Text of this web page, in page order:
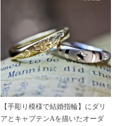
【手彫り模様で結婚指輪】にダリ
アとキャプテンAを描いたオーダ